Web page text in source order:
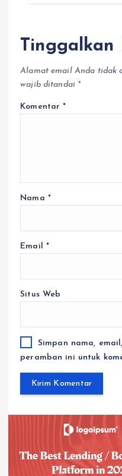
Tinggalkan
Alamat email Anda tidak
wajib ditandai *
Komentar*
Nama *
Email *
Situs Web
Simpan nama,
peramban ini untuk